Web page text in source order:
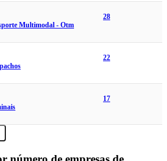
Multimodal - Otm
28
22
17